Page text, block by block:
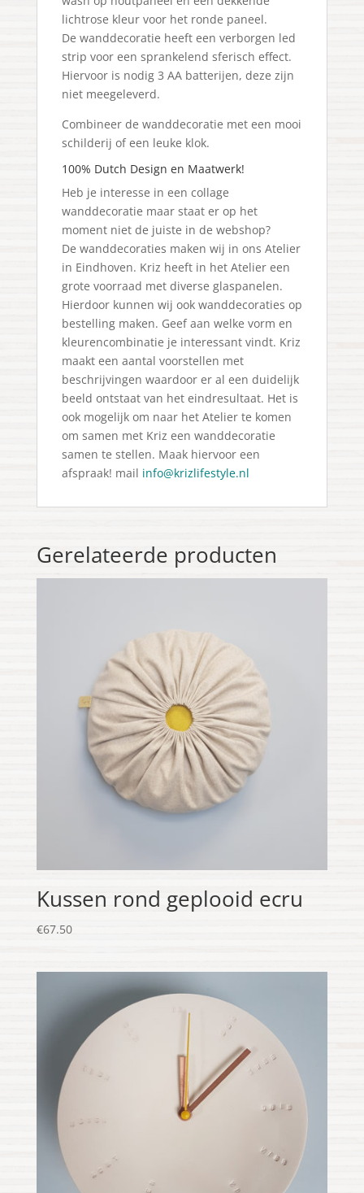
lichtrose kleur voor het ronde paneel.
De wanddecoratie heeft een verborgen led
strip voor een sprankelend sferisch effect.
Hiervoor is nodig 3 AA batterijen, deze zijn
niet meegeleverd.
Combineer de wanddecoratie met een mooi
schilderij of een leuke klok.
100% Dutch Design en Maatwerk!
Heb je interesse in een collage
wanddecoratie maar staat er op het
moment niet de juiste in de webshop?
De wanddecoraties maken wij in ons Atelier
in Eindhoven. Kriz heeft in het Atelier een
grote voorraad met diverse glaspanelen.
Hierdoor kunnen wij ook wanddecoraties op
bestelling maken. Geef aan welke vorm en
kleurencombinatie je interessant vindt. Kriz
maakt een aantal voorstellen met
beschrijvingen waardoor er al een duidelijk
beeld ontstaat van het eindresultaat. Het is
ook mogelijk om naar het Atelier te komen
om samen met Kriz een wanddecoratie
samen te stellen. Maak hiervoor een
afspraak! mail info@krizlifestyle.nl
Gerelateerde producten
Kussen rond geplooid ecru
€67.50